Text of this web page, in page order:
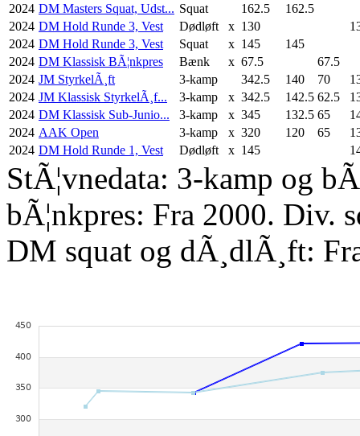
2024 DM Masters Squat, Udst... Squat 162.5
162.5
2024 DM Hold Runde 3, Vest Dødløft x 130
2024 DM Hold Runde 3, Vest Squat x 145
145
2024 DM Klassisk BÃ¦nkpres Bænk x 67.5
67.5
2024 JM StyrkelÃ¸ft 3-kamp 342.5 140 70
2024 JM Klassisk StyrkelÃ¸f... 3-kamp x 342.5 142.5 62.5
2024 DM Klassisk Sub-Junio... 3-kamp x 345 132.5 65
2024 AAK Open 3-kamp x 320 120 65
2024 DM Hold Runde 1, Vest Dødløft x 145
StÃ¦vnedata: 3-kamp og
bÃ¦nkpres: Fra 2000. Div.
DM squat og dÃ¸dlÃ¸ft: